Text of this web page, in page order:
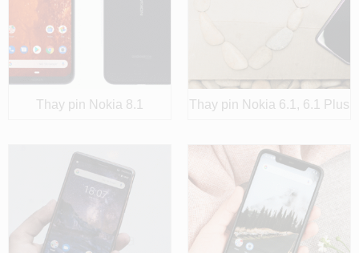
Thay pin Nokia 8.1 Thay pin Nokia 6.1, 6.1 Plus